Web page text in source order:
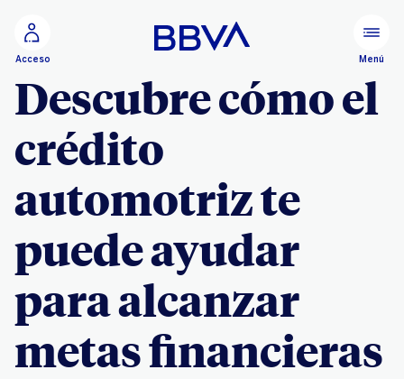
Acceso Menú
Descubre cómo el
crédito
automotriz te
puede ayudar
para alcanzar
metas financieras